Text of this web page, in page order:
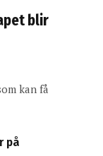
blir
kan få
på